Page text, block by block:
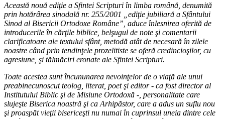
Această nouă ediţie a Sfintei Scripturi în limba română, denumită
prin hotărârea sinodală nr. 255/2001 „ediţie jubiliară a Sfântului
Sinod al Bisericii Ortodoxe Române”, aduce înlesnirea oferită de
introducerile în cărţile biblice, belşugul de note şi comentarii
clarificatoare ale textului sfânt, metodă atât de necesară în zilele
noastre când prin tendinţele prozelitiste se oferă credincioşilor, cu
agresiune, şi tălmăciri eronate ale Sfintei Scripturi.
Toate acestea sunt încununarea nevoinţelor de o viaţă ale unui
preabinecunoscut teolog, literat, poet şi editor - ca fost director al
Institutului Biblic şi de Misiune Ortodoxă -, personalitate care
slujeşte Biserica noastră şi ca Arhipăstor, care a adus un suflu nou
şi proaspăt vieţii bisericeşti nu numai în cuprinsul uneia dintre cele